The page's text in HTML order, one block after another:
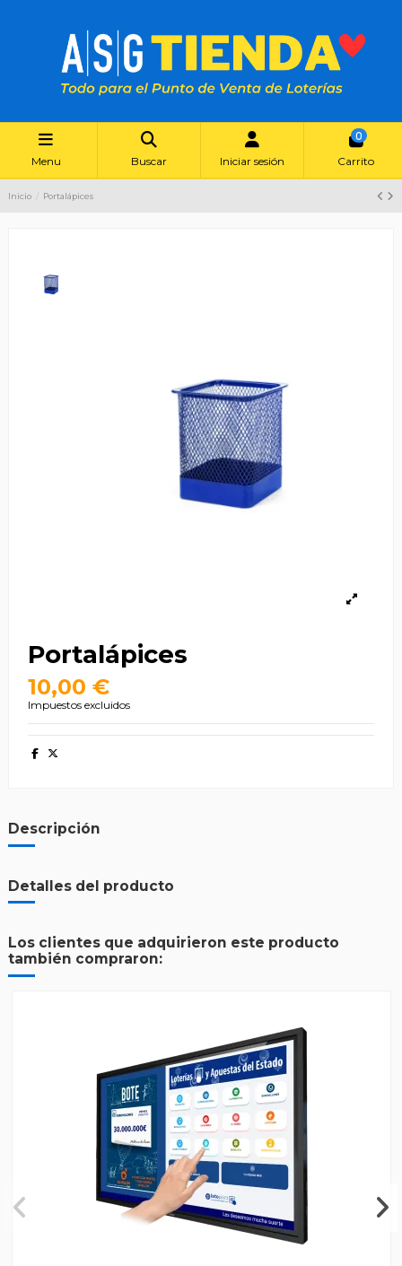
Menu Buscar Iniciar sesión
0
Carrito
Inicio Portalápices
Portalápices
10,00 €
Impuestos excluidos
Descripción
Detalles del producto
Los clientes que adquirieron este producto
también compraron: